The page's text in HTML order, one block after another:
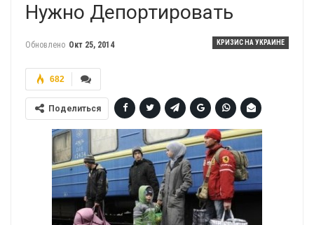
Нужно Депортировать
КРИЗИС НА УКРАИНЕ
Обновлено Окт 25, 2014
682
Поделиться